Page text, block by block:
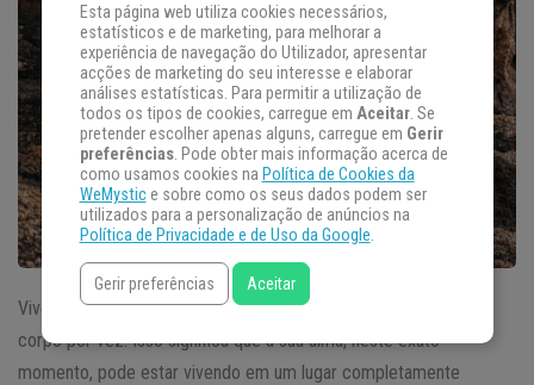
Viver vidas simultâneas é quando asalmas
corpo por vez. Isso significa que a sua alma, neste exato
momento, pode estar vivendo em um lugar completamente
Esta página web utiliza cookies necessários,
estatísticos e de marketing, para melhorar a
experiência de navegação do Utilizador, apresentar
acções de marketing do seu interesse e elaborar
análises estatísticas. Para permitir a utilização de
todos os tipos de cookies, carregue em Aceitar. Se
pretender escolher apenas alguns, carregue em Gerir
preferências. Pode obter mais informação acerca de
como usamos cookies na Política de Cookies da
WeMystice sobre como os seus dados podem ser
utilizados para a personalização de anúncios na
Política de Privacidade e de Uso da Google.
Gerir preferências Aceitar